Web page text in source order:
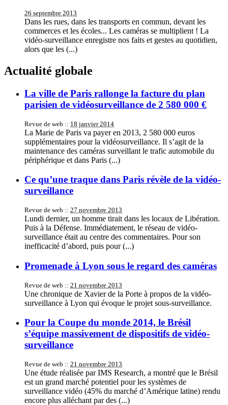
26 septembre 2013
Dans les rues, dans les transports en commun, devant les
commerces et les écoles... Les caméras se multiplient ! La
vidéo-surveillance enregistre nos faits et gestes au quotidien,
alors que les (...)
Actualité globale
La ville de Paris rallonge la facture du plan
parisien de vidéosurveillance de 2 580 000 €
Revue de web :: 18 janvier 2014
La Marie de Paris va payer en 2013, 2 580 000 euros
supplémentaires pour la vidéosurveillance. Il s’agit de la
maintenance des caméras surveillant le trafic automobile du
périphérique et dans Paris (...)
Ce qu’une traque dans Paris révèle de la vidéo-
surveillance
Revue de web :: 27 novembre 2013
Lundi dernier, un homme tirait dans les locaux de Libération.
Puis à la Défense. Immédiatement, le réseau de vidéo-
surveillance était au centre des commentaires. Pour son
inefficacité d’abord, puis pour (...)
Promenade à Lyon sous le regard des caméras
Revue de web :: 21 novembre 2013
Une chronique de Xavier de la Porte à propos de la vidéo-
surveillance à Lyon qui évoque le projet sous-surveillance.
Pour la Coupe du monde 2014, le Brésil
s’équipe massivement de dispositifs de vidéo-
surveillance
Revue de web :: 21 novembre 2013
Une étude réalisée par IMS Research, a montré que le Brésil
est un grand marché potentiel pour les systèmes de
surveillance vidéo (45% du marché d’Amérique latine) rendu
encore plus alléchant par des (...)